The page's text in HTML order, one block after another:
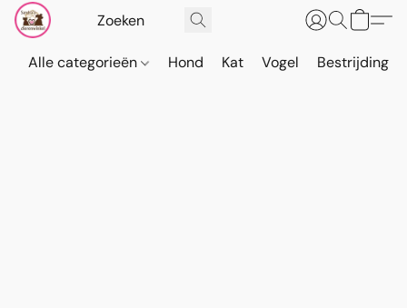
Alle categorieën Hond Kat Vogel Bestrijding